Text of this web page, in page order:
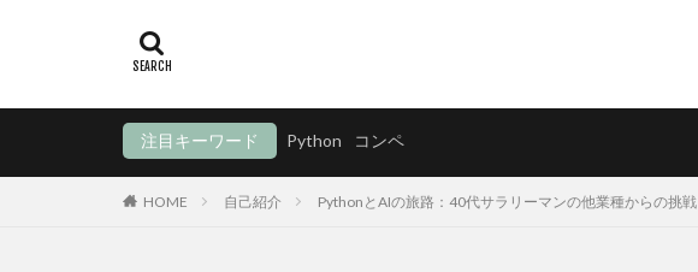
注目キーワード Python コンペ
HOME 自己紹介 PythonとAIの旅路：40代サラリーマンの他業種からの挑戦